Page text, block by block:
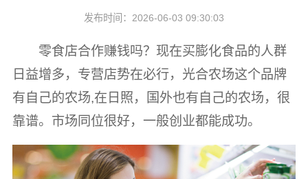
发布时间：2026-06-03 09:30:03
零食店合作赚钱吗？现在买膨化食品的人群
日益增多，专营店势在必行，光合农场这个品牌
有自己的农场,在日照，国外也有自己的农场，很
靠谱。市场同位很好，一般创业都能成功。